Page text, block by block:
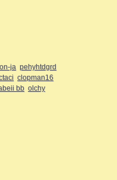
ja pehyhtdgrd
clopman16
bb olchy